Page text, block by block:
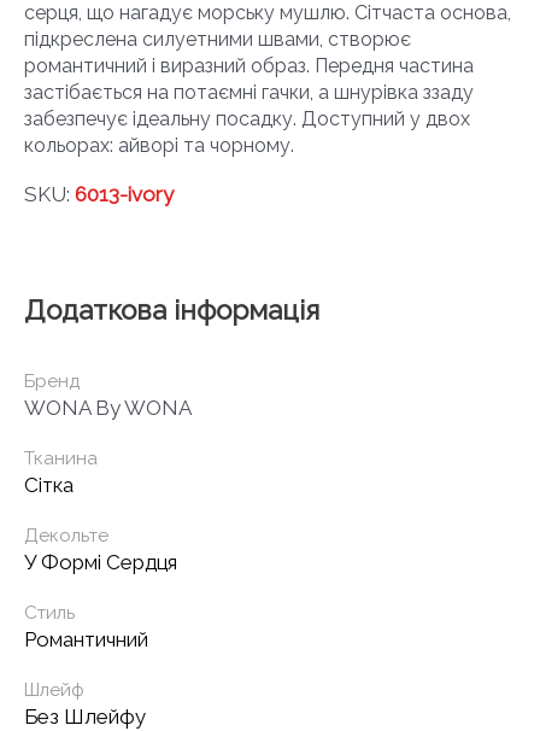
серця, що нагадує морську мушлю. Сітчаста основа,
підкреслена силуетними швами, створює
романтичний і виразний образ. Передня частина
застібається на потаємні гачки, а шнурівка ззаду
забезпечує ідеальну посадку. Доступний у двох
кольорах: айворі та чорному.
SKU: 6013-ivory
Додаткова інформація
Бренд
WONA By WONA
Тканина
Сітка
Декольте
У Формі Сердця
Стиль
Романтичний
Шлейф
Без Шлейфу